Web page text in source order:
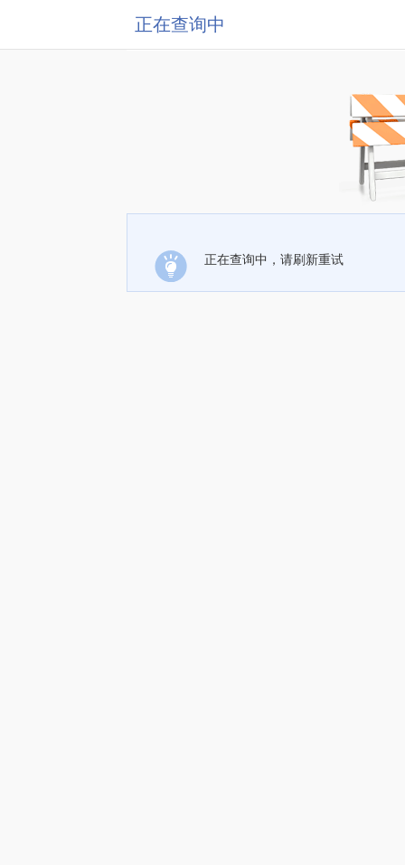
正在查询中
正在查询中，请刷新重试